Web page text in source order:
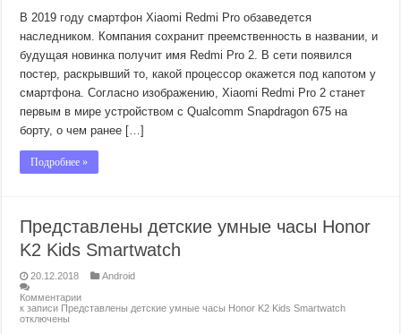
В 2019 году смартфон Xiaomi Redmi Pro обзаведется
наследником. Компания сохранит преемственность в названии, и
будущая новинка получит имя Redmi Pro 2. В сети появился
постер, раскрывший то, какой процессор окажется под капотом у
смартфона. Согласно изображению, Xiaomi Redmi Pro 2 станет
первым в мире устройством с Qualcomm Snapdragon 675 на
борту, о чем ранее […]
Подробнее »
Представлены детские умные часы Honor
K2 Kids Smartwatch
20.12.2018
Android
Комментарии
к записи Представлены детские умные часы Honor K2 Kids Smartwatch
отключены